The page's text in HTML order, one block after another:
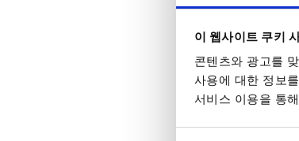
이 웹사이트 쿠키
콘텐츠와 광고를
사용에 대한 정보
서비스 이용을 통